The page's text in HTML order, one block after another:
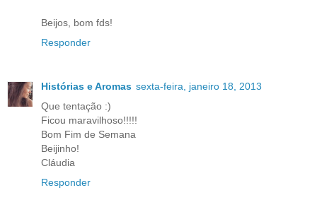
Beijos, bom fds!
Responder
Histórias e Aromas sexta-feira, janeiro 18, 2013
Que tentação :)
Ficou maravilhoso!!!!!
Bom Fim de Semana
Beijinho!
Cláudia
Responder